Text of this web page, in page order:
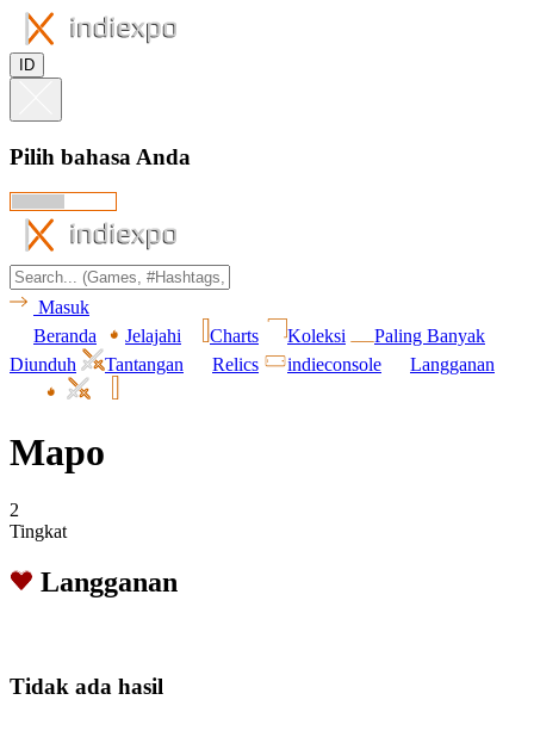
ID
Pilih bahasa Anda
Masuk
Beranda
Jelajahi Charts Koleksi
Paling Banyak
Diunduh
Tantangan Relics indieconsole Langganan
Mapo
2
Tingkat
Langganan
Tidak ada hasil